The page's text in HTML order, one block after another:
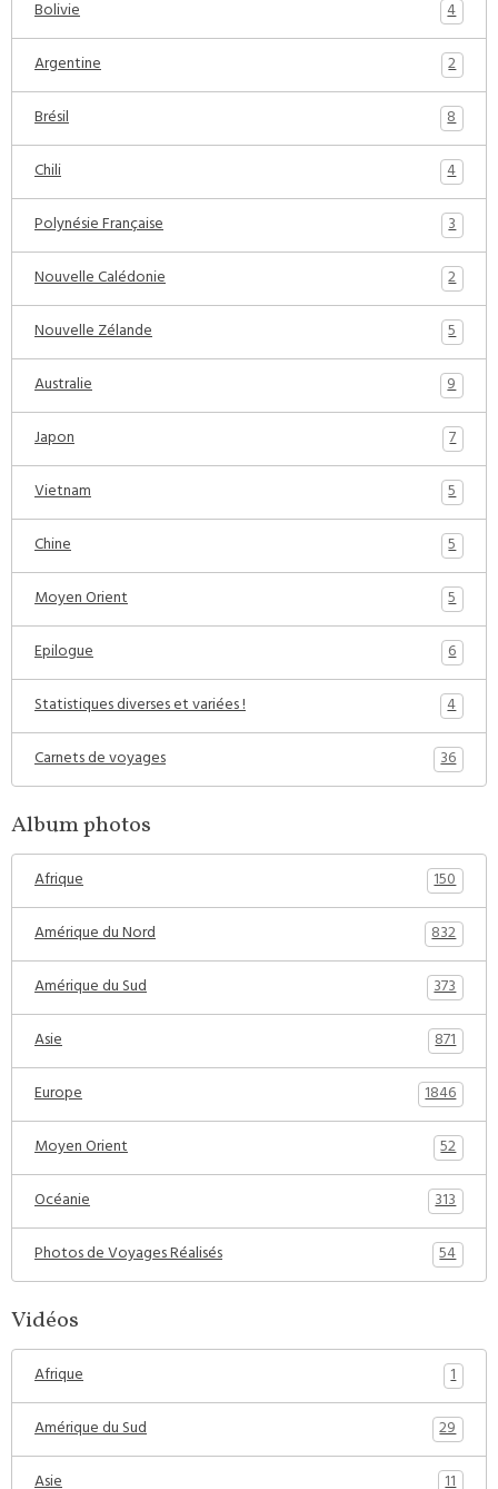
Bolivie
4
Argentine
2
Brésil
8
Chili
4
Polynésie Française
3
Nouvelle Calédonie
2
Nouvelle Zélande
5
Australie
9
Japon
7
Vietnam
5
Chine
5
Moyen Orient
5
Epilogue
6
Statistiques diverses et variées !
4
Carnets de voyages
36
Album photos
Afrique
150
Amérique du Nord
832
Amérique du Sud
373
Asie
871
Europe
1846
Moyen Orient
52
Océanie
313
Photos de Voyages Réalisés
54
Vidéos
Afrique
1
Amérique du Sud
29
Asie
11